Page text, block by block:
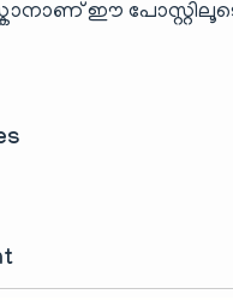
സ്കാനാണ് ഈ